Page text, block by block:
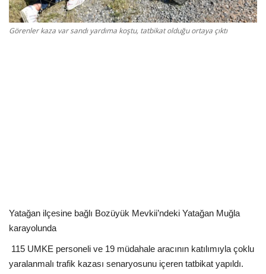
Bodrum Nöbetçi Eczaneler
Dünya
Görenler kaza var sandı yardıma koştu, tatbikat olduğu ortaya çıktı
Yatağan ilçesine bağlı Bozüyük Mevkii’ndeki Yatağan Muğla
karayolunda
115 UMKE personeli ve 19 müdahale aracının katılımıyla çoklu
yaralanmalı trafik kazası senaryosunu içeren tatbikat yapıldı.